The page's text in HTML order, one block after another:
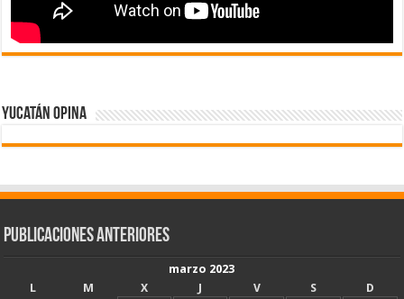
Yucatán Opina
Publicaciones Anteriores
marzo 2023
L
M X J V S
D